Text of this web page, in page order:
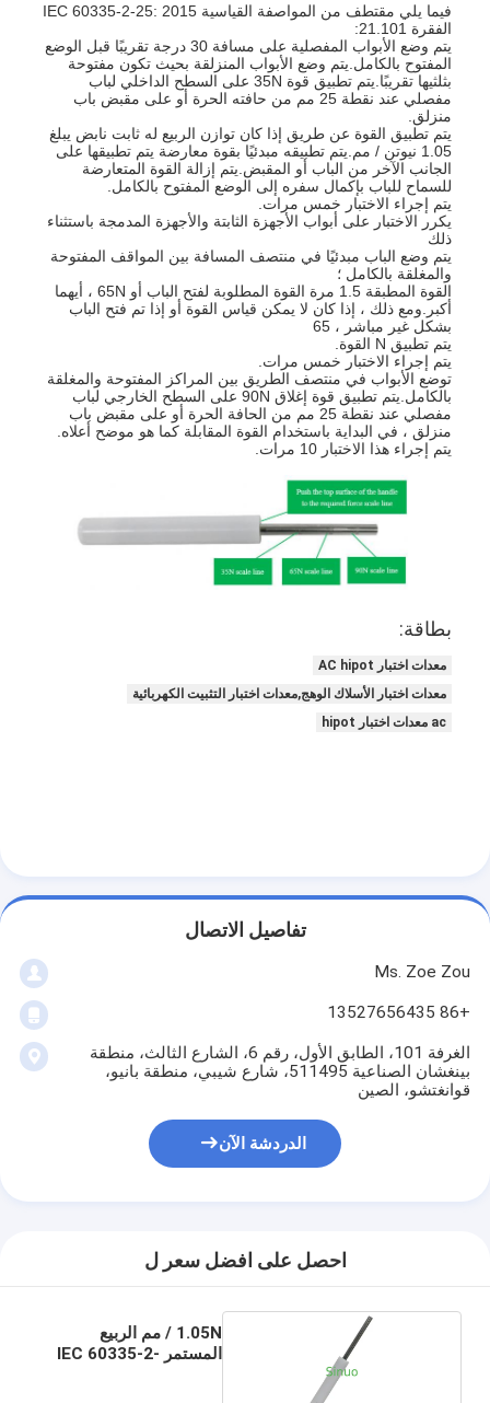
جولة في المصنع
اتصل بنا
أجهزة اختبار الأجهزة الكهربائية
مختبر كفاءة الطاقة
معدات اختبار المركبات
فيما يلي مقتطف من المواصفة القياسية IEC 60335-2-25: 2015
الفقرة 21.101:
يتم وضع الأبواب المفصلية على مسافة 30 درجة تقريبًا قبل الوضع
المفتوح بالكامل.يتم وضع الأبواب المنزلقة بحيث تكون مفتوحة
بثلثيها تقريبًا.يتم تطبيق قوة 35N على السطح الداخلي لباب
مفصلي عند نقطة 25 مم من حافته الحرة أو على مقبض باب
منزلق.
يتم تطبيق القوة عن طريق إذا كان توازن الربيع له ثابت نابض يبلغ
1.05 نيوتن / مم.يتم تطبيقه مبدئيًا بقوة معارضة يتم تطبيقها على
الجانب الآخر من الباب أو المقبض.يتم إزالة القوة المتعارضة
للسماح للباب بإكمال سفره إلى الوضع المفتوح بالكامل.
يتم إجراء الاختبار خمس مرات.
يكرر الاختبار على أبواب الأجهزة الثابتة والأجهزة المدمجة باستثناء
ذلك
يتم وضع الباب مبدئيًا في منتصف المسافة بين المواقف المفتوحة
والمغلقة بالكامل ؛
القوة المطبقة 1.5 مرة القوة المطلوبة لفتح الباب أو 65N ، أيهما
أكبر.ومع ذلك ، إذا كان لا يمكن قياس القوة أو إذا تم فتح الباب
بشكل غير مباشر ، 65
يتم تطبيق N القوة.
يتم إجراء الاختبار خمس مرات.
توضع الأبواب في منتصف الطريق بين المراكز المفتوحة والمغلقة
بالكامل.يتم تطبيق قوة إغلاق 90N على السطح الخارجي لباب
مفصلي عند نقطة 25 مم من الحافة الحرة أو على مقبض باب
منزلق ، في البداية باستخدام القوة المقابلة كما هو موضح أعلاه.
يتم إجراء هذا الاختبار 10 مرات.
بطاقة:
معدات اختبار AC hipot
معدات اختبار الأسلاك الوهج,معدات اختبار التثبيت الكهربائية
ac معدات اختبار hipot
تفاصيل الاتصال
Ms. Zoe Zou
+86 13527656435
الغرفة 101، الطابق الأول، رقم 6، الشارع الثالث، منطقة
بينغشان الصناعية 511495، شارع شيبي، منطقة بانيو،
قوانغتشو، الصين
الدردشة الآن
احصل على افضل سعر ل
1.05N / مم الربيع
المستمر IEC 60335-2-